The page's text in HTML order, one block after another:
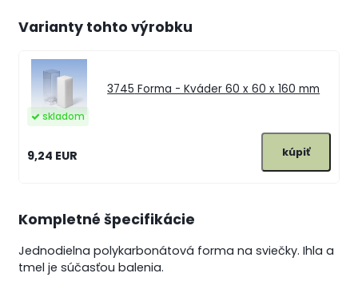
Varianty tohto výrobku
3745 Forma - Kváder 60 x 60 x 160 mm
skladom
9,24 EUR
Kompletné špecifikácie
Jednodielna polykarbonátová forma na sviečky. Ihla a
tmel je súčasťou balenia.